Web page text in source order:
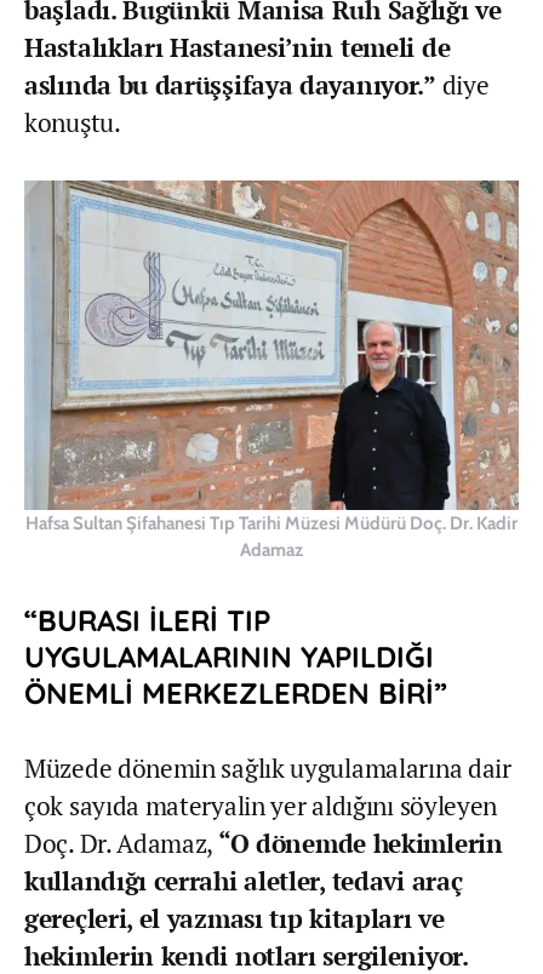
başladı. Bugünkü Manisa Ruh Sağlığı ve
Hastalıkları Hastanesi’nin temeli de
aslında bu darüşşifaya dayanıyor.” diye
konuştu.
Hafsa Sultan Şifahanesi Tıp Tarihi Müzesi Müdürü Doç. Dr. Kadir
Adamaz
“BURASI İLERİ TIP
UYGULAMALARININ YAPILDIĞI
ÖNEMLİ MERKEZLERDEN BİRİ”
Müzede dönemin sağlık uygulamalarına dair
çok sayıda materyalin yer aldığını söyleyen
Doç. Dr. Adamaz, “O dönemde hekimlerin
kullandığı cerrahi aletler, tedavi araç
gereçleri, el yazması tıp kitapları ve
hekimlerin kendi notları sergileniyor.